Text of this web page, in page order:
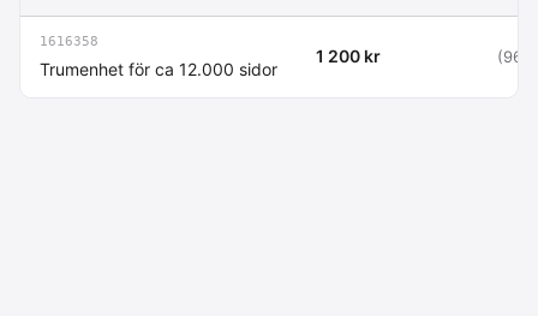
1616358
Trumenhet för ca 12.000 sidor
1 200 kr (960